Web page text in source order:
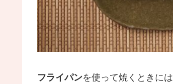
フライパンを使って焼くときには